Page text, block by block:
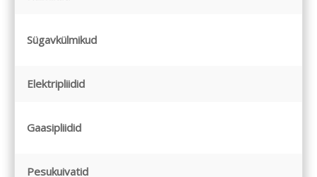
Sügavkülmikud
Elektripliidid
Gaasipliidid
Pesukuivatid